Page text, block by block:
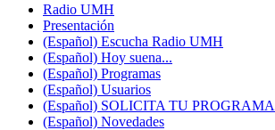
Radio UMH
Presentación
(Español) Escucha Radio UMH
(Español) Hoy suena...
(Español) Programas
(Español) Usuarios
(Español) SOLICITA TU PROGRAMA
(Español) Novedades